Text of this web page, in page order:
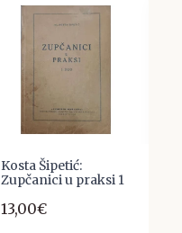
Kosta Šipetić:
Zupčanici u praksi 1
13,00€